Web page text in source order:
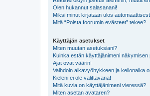
Olen hukannut salasanani!
Miksi minut kirjataan ulos
Mitä “Poista foorumin evästeet” tekee?
Käyttäjän asetukset
Miten muutan asetuksiani?
Kuinka estän käyttäjänimeni
Ajat ovat väärin!
Vaihdoin aikavyöhykkeen ja kellonaika
Kieleni ei ole valittavana!
Mitä kuvia on käyttäjänimeni vieressä?
Miten asetan avataren?